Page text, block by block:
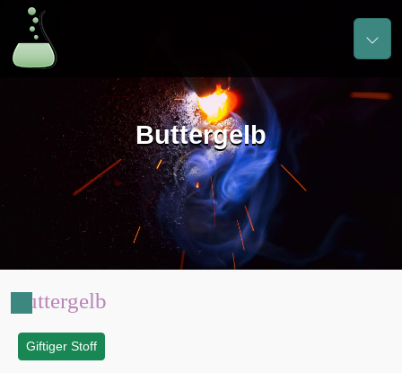
Buttergelb
Buttergelb
Giftiger Stoff